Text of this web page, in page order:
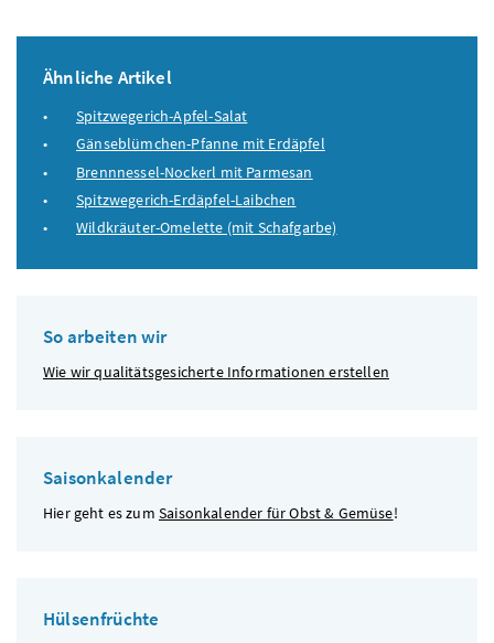
Ähnliche Artikel
Spitzwegerich-Apfel-Salat
Gänseblümchen-Pfanne mit Erdäpfel
Brennnessel-Nockerl mit Parmesan
Spitzwegerich-Erdäpfel-Laibchen
Wildkräuter-Omelette (mit Schafgarbe)
So arbeiten wir
Wie wir qualitätsgesicherte Informationen erstellen
Saisonkalender
Hier geht es zum Saisonkalender für Obst & Gemüse!
Hülsenfrüchte